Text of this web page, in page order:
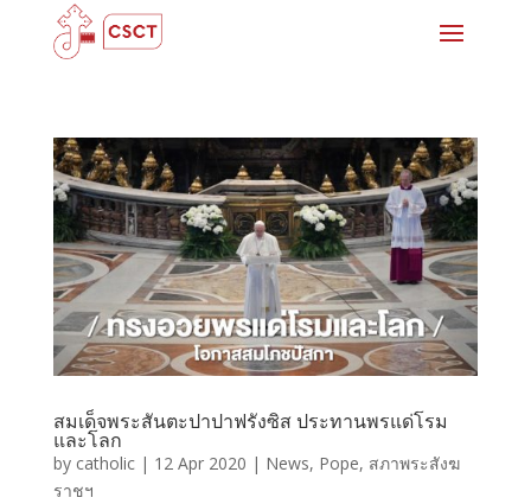
สมเด็จพระสันตะปาปาฟรังซิส ประทานพรแด่โรม
และโลก
by catholic| 12 Apr 2020 | News, Pope, สภาพระสังฆ
ราชฯ